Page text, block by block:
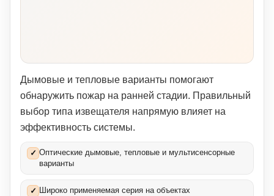
Дымовые и тепловые варианты помогают
обнаружить пожар на ранней стадии. Правильный
выбор типа извещателя напрямую влияет на
эффективность системы.
✓ Оптические дымовые, тепловые и мультисенсорные
варианты
✓ Широко применяемая серия на объектах